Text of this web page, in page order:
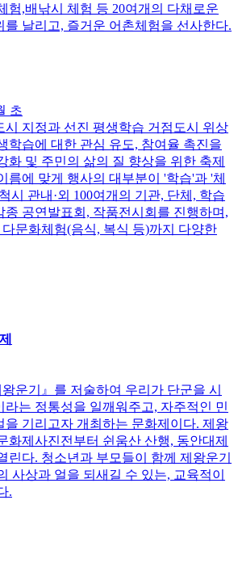
험,배낚시 체험 등 20여개의 다채로운
를 날리고, 즐거운 어촌체험을 선사한다.
초
시 지정과 선진 평생학습 거점도시 위상
학습에 대한 관심 유도, 참여율 촉진을
화 및 주민의 삶의 질 향상을 위한 축제
름에 맞게 행사의 대부분이 '학습'과 '체
시 관내·외 100여개의 기관, 단체, 학습
종 공연발표회, 작품전시회를 진행하며,
문화체험(음식, 복식 등)까지 다양한
운기』를 저술하여 우리가 단군을 시
라는 정통성을 일깨워주고, 자주적인 민
을 기리고자 개최하는 문화제이다. 제왕
화제사진전부터 쉰움산 산행, 동안대제
린다. 청소년과 부모들이 함께 제왕운기
사상과 얼을 되새길 수 있는, 교육적이
.